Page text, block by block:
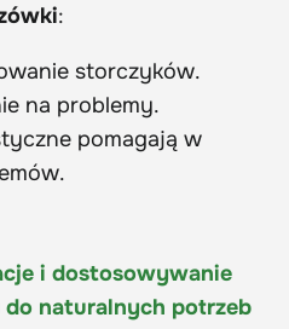
:
storczyków.
na problemy.
pomagają w
i dostosowywanie
naturalnych potrzeb